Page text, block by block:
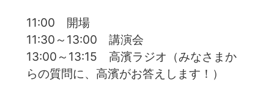
11:00 開場
11:30～13:00 講演会
13:00～13:15 高濱ラジオ（みなさまか
らの質問に、高濱がお答えします！）